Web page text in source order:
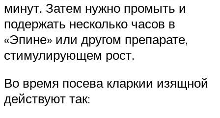
минут. Затем нужно промыть и
подержать несколько часов в
«Эпине» или другом препарате,
стимулирующем рост.
Во время посева кларкии изящной
действуют так: